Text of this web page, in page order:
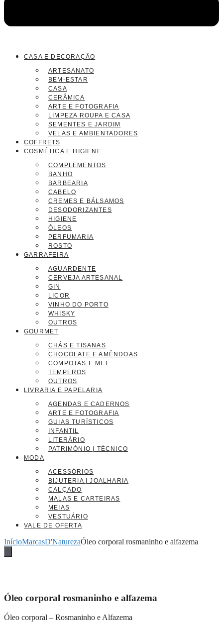
CASA E DECORAÇÃO
ARTESANATO
BEM-ESTAR
CASA
CERÂMICA
ARTE E FOTOGRAFIA
LIMPEZA ROUPA E CASA
SEMENTES E JARDIM
VELAS E AMBIENTADORES
COFFRETS
COSMÉTICA E HIGIENE
COMPLEMENTOS
BANHO
BARBEARIA
CABELO
CREMES E BÁLSAMOS
DESODORIZANTES
HIGIENE
ÓLEOS
PERFUMARIA
ROSTO
GARRAFEIRA
AGUARDENTE
CERVEJA ARTESANAL
GIN
LICOR
VINHO DO PORTO
WHISKY
OUTROS
GOURMET
CHÁS E TISANAS
CHOCOLATE E AMÊNDOAS
COMPOTAS E MEL
TEMPEROS
OUTROS
LIVRARIA E PAPELARIA
AGENDAS E CADERNOS
ARTE E FOTOGRAFIA
GUIAS TURÍSTICOS
INFANTIL
LITERÁRIO
PATRIMÓNIO | TÉCNICO
MODA
ACESSÓRIOS
BIJUTERIA | JOALHARIA
CALÇADO
MALAS E CARTEIRAS
MEIAS
VESTUÁRIO
VALE DE OFERTA
InícioMarcasD'NaturezaÓleo corporal rosmaninho e alfazema
Óleo corporal rosmaninho e alfazema
Óleo corporal – Rosmaninho e Alfazema